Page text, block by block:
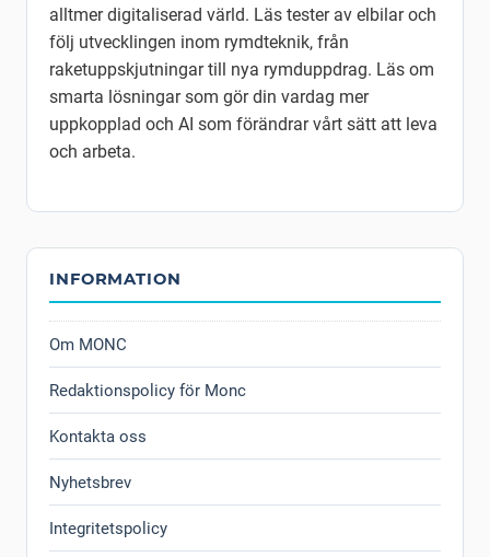
alltmer digitaliserad värld. Läs tester av elbilar och
följ utvecklingen inom rymdteknik, från
raketuppskjutningar till nya rymduppdrag. Läs om
smarta lösningar som gör din vardag mer
uppkopplad och AI som förändrar vårt sätt att leva
och arbeta.
INFORMATION
Om MONC
Redaktionspolicy för Monc
Kontakta oss
Nyhetsbrev
Integritetspolicy